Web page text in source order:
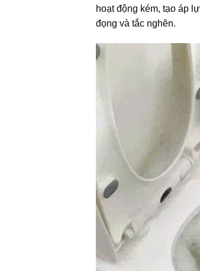
hoạt động kém, tạo áp
đọng và tắc nghẽn.